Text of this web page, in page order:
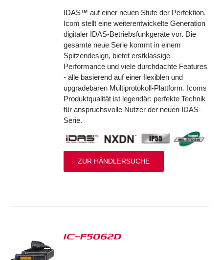
IDAS™ auf einer neuen Stufe der Perfektion.
Icom stellt eine weiterentwickelte Generation
digitaler IDAS-Betriebsfunkgeräte vor. Die
gesamte neue Serie kommt in einem
Spitzendesign, bietet erstklassige
Performance und viele durchdachte Features
- alle basierend auf einer flexiblen und
upgradebaren Multiprotokoll-Plattform. Icoms
Produktqualität ist legendär: perfekte Technik
für anspruchsvolle Nutzer der neuen IDAS-
Serie.
ZUR HÄNDLERSUCHE
IC-F5062D